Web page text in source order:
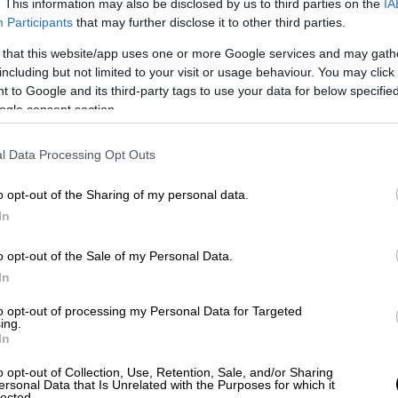
This information may also be disclosed by us to third parties on the
Participants that may further disclose it to other third parties.
that this website/app uses one or more Google services and may
but not limited to your visit or usage behaviour. You may
to Google and its third-party tags to use your data for below
consent section.
Data Processing Opt Outs
opt-out of the Sharing of my personal data.
opt-out of the Sale of my Personal Data.
opt-out of processing my Personal Data for Targeted
opt-out of Collection, Use, Retention, Sale, and/or Sharing
Data that Is Unrelated with the Purposes for which it
διασώθηκε στην Τουρκία 11
βίντεο
τέσσερα χρόνια και ζω μόνος στην
συριακό έδαφος. «Η κατάσταση στην
επλήγησαν από τον σεισμό
πέρασαν στη Συρία από τη
Μπαμπ αλ Χάουα
αυτή η πρωτοβουλία, την Τετάρτη.